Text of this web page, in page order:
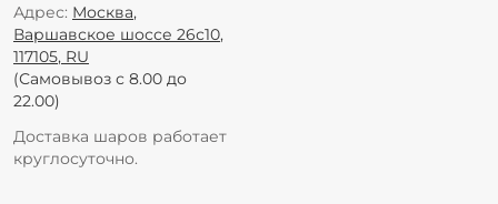
Адрес: Москва,
Варшавское шоссе 26с10,
117105, RU
(Самовывоз с 8.00 до
22.00)
Доставка шаров работает
круглосуточно.